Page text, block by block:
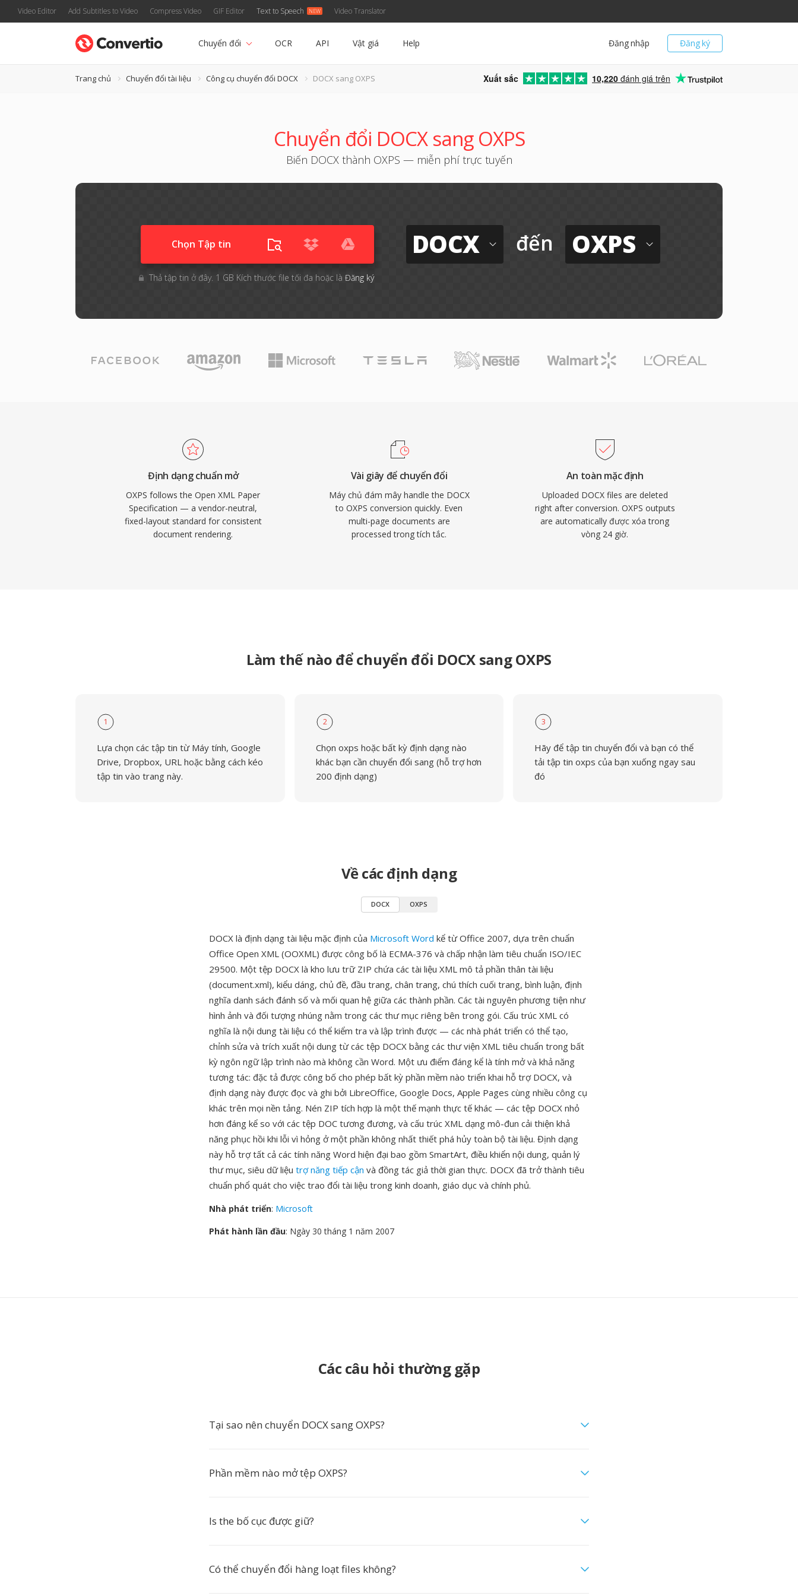
Video Editor Add Subtitles to Video Compress Video GIF Editor Text to Speech Video Translator
Đăng ký
Đăng nhập
Chuyển đổi OCR API Vật giá Help
Trang chủ Chuyển đổi tài liệu Công cụ chuyển đổi DOCX DOCX sang OXPS Xuất sắc 10,220 đánh giá trên
Chuyển đổi DOCX sang OXPS
Biến DOCX thành OXPS — miễn phí trực tuyến
Chọn Tập tin
Thả tập tin ở đây. 1 GB Kích thước file tối đa hoặc là Đăng ký
DOCX đến OXPS
Định dạng chuẩn mở
OXPS follows the Open XML Paper
Specification — a vendor-neutral,
fixed-layout standard for consistent
document rendering.
Vài giây để chuyển đổi
Máy chủ đám mây handle the DOCX
to OXPS conversion quickly. Even
multi-page documents are
processed trong tích tắc.
An toàn mặc định
Uploaded DOCX files are deleted
right after conversion. OXPS outputs
are automatically được xóa trong
vòng 24 giờ.
Làm thế nào để chuyển đổi DOCX sang OXPS
1
Lựa chọn các tập tin từ Máy tính, Google
Drive, Dropbox, URL hoặc bằng cách kéo
tập tin vào trang này.
2
Chọn oxps hoặc bất kỳ định dạng nào
khác bạn cần chuyển đổi sang (hỗ trợ hơn
200 định dạng)
3
Hãy để tập tin chuyển đổi và bạn có thể
tải tập tin oxps của bạn xuống ngay sau
đó
Về các định dạng
DOCX OXPS
DOCX là định dạng tài liệu mặc định của Microsoft Word kể từ Office 2007, dựa trên chuẩn
Office Open XML (OOXML) được công bố là ECMA-376 và chấp nhận làm tiêu chuẩn ISO/IEC
29500. Một tệp DOCX là kho lưu trữ ZIP chứa các tài liệu XML mô tả phần thân tài liệu
(document.xml), kiểu dáng, chủ đề, đầu trang, chân trang, chú thích cuối trang, bình luận, định
nghĩa danh sách đánh số và mối quan hệ giữa các thành phần. Các tài nguyên phương tiện như
hình ảnh và đối tượng nhúng nằm trong các thư mục riêng bên trong gói. Cấu trúc XML có
nghĩa là nội dung tài liệu có thể kiểm tra và lập trình được — các nhà phát triển có thể tạo,
chỉnh sửa và trích xuất nội dung từ các tệp DOCX bằng các thư viện XML tiêu chuẩn trong bất
kỳ ngôn ngữ lập trình nào mà không cần Word. Một ưu điểm đáng kể là tính mở và khả năng
tương tác: đặc tả được công bố cho phép bất kỳ phần mềm nào triển khai hỗ trợ DOCX, và
định dạng này được đọc và ghi bởi LibreOffice, Google Docs, Apple Pages cùng nhiều công cụ
khác trên mọi nền tảng. Nén ZIP tích hợp là một thế mạnh thực tế khác — các tệp DOCX nhỏ
hơn đáng kể so với các tệp DOC tương đương, và cấu trúc XML dạng mô-đun cải thiện khả
năng phục hồi khi lỗi vì hỏng ở một phần không nhất thiết phá hủy toàn bộ tài liệu. Định dạng
này hỗ trợ tất cả các tính năng Word hiện đại bao gồm SmartArt, điều khiển nội dung, quản lý
thư mục, siêu dữ liệu trợ năng tiếp cận và đồng tác giả thời gian thực. DOCX đã trở thành tiêu
chuẩn phổ quát cho việc trao đổi tài liệu trong kinh doanh, giáo dục và chính phủ.
Nhà phát triển: Microsoft
Phát hành lần đầu: Ngày 30 tháng 1 năm 2007
Các câu hỏi thường gặp
Tại sao nên chuyển DOCX sang OXPS?
Phần mềm nào mở tệp OXPS?
Is the bố cục được giữ?
Có thể chuyển đổi hàng loạt files không?